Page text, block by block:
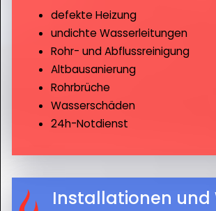
defekte Heizung
undichte Wasserleitungen
Rohr- und Abflussreinigung
Altbausanierung
Rohrbrüche
Wasserschäden
24h-Notdienst
Installationen und